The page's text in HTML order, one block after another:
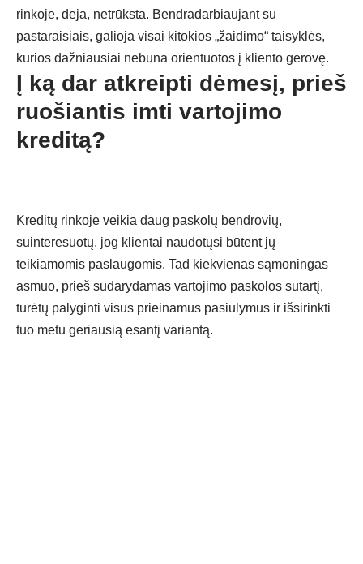
rinkoje, deja, netrūksta. Bendradarbiaujant su
pastaraisiais, galioja visai kitokios „žaidimo“ taisyklės,
kurios dažniausiai nebūna orientuotos į kliento gerovę.
Į ką dar atkreipti dėmesį, prieš
ruošiantis imti vartojimo
kreditą?
Kreditų rinkoje veikia daug paskolų bendrovių,
suinteresuotų, jog klientai naudotųsi būtent jų
teikiamomis paslaugomis. Tad kiekvienas sąmoningas
asmuo, prieš sudarydamas vartojimo paskolos sutartį,
turėtų palyginti visus prieinamus pasiūlymus ir išsirinkti
tuo metu geriausią esantį variantą.